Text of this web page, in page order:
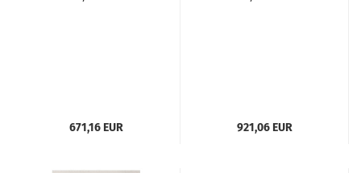
671,16 EUR 921,06 EUR